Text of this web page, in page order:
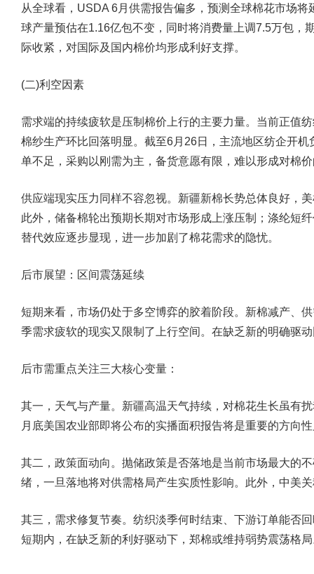
从全球看，USDA 6月供需报告偏多，预测全球棉花市场将
球产量预估在1.16亿包不变，同时将消费量上调7.5万包，
际收紧，对国际及国内棉价均形成利好支撑。
(二)利空因素
需求端的持续疲软是压制棉价上行的主要力量。 当前正值
棉纱生产环比回落明显。截至6月26日，主流地区纺企开
单不足，采购以刚需为主，备货意愿有限，难以形成对棉
供应端现实压力同样不容忽视。新疆新棉长势总体良好，
此外，储备棉轮出预期长期对市场形成上涨压制；涤纶短
替代效应逐步显现，进一步加剧了棉花需求的隐忧。
后市展望：区间震荡延续
短期来看，市场仍处于多空博弈的胶着阶段。新棉减产、
季需求疲软的现实又限制了上行空间。在缺乏新的明确驱
后市需重点关注三大核心变量：
其一，天气与产量。新疆高温天气持续，对棉花生长虽有
月底美国农业部即将公布的实播面积报告将是重要的方向
其二，政策面动向。抛储政策是否落地是当前市场最大的
绪，一旦落地将对供需格局产生实质性影响。此外，中美
其三，需求修复节奏。纺织淡季何时结束、下游订单能否
短期内，在缺乏新的利好驱动下，郑棉或维持弱势震荡格